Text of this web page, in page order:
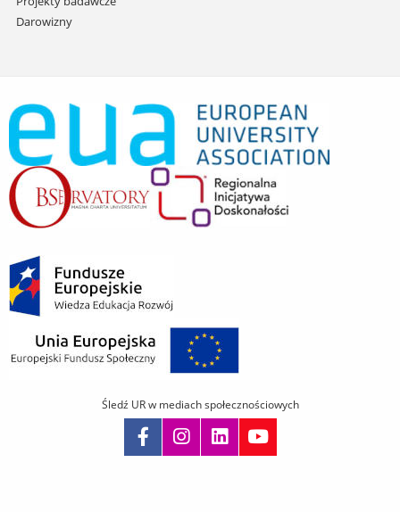
Darowizny
Śledź UR w mediach społecznościowych